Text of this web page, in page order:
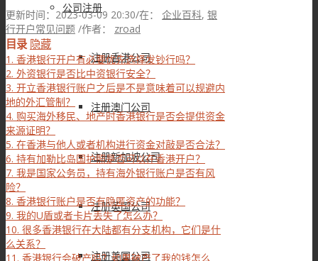
公司注册
注册香港公司
注册澳门公司
注册新加坡公司
注册英国公司
注册美国公司
更新时间：2023-03-09 20:30/在： 企业百科, 银
行开户常见问题 /作者： zroad
目录 隐藏
1. 香港银行开户有必要优先选择发钞行吗？
2. 外资银行是否比中资银行安全？
3. 开立香港银行账户之后是不是意味着可以规避内
地的外汇管制？
4. 购买海外移民、地产时香港银行是否会提供资金
来源证明？
5. 在香港与他人或者机构进行资金对敲是否合法？
6. 持有加勒比岛国护照是否可以在香港开户？
7. 我是国家公务员，持有海外银行账户是否有风
险？
8. 香港银行账户是否有隐匿资产的功能？
9. 我的U盾或者卡片丢失了怎么办？
10. 很多香港银行在大陆都有分支机构，它们是什
么关系？
11. 香港银行会破产吗？如果破产了我的钱怎么